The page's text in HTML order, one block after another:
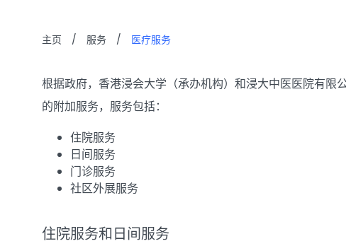
主页 / 服务 / 医疗服务
根据政府，香港浸会大学（承办机构）和浸大中医医院有
的附加服务，服务包括：
住院服务
日间服务
门诊服务
社区外展服务
住院服务和日间服务